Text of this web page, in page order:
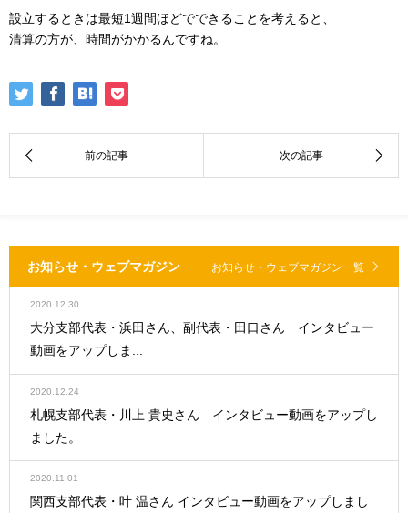
設立するときは最短1週間ほどでできることを考えると、
清算の方が、時間がかかるんですね。
お知らせ・ウェブマガジン お知らせ・ウェブマガジン一覧
2020.12.30
大分支部代表・浜田さん、副代表・田口さん インタビュー
動画をアップしま...
2020.12.24
札幌支部代表・川上 貴史さん インタビュー動画をアップし
ました。
2020.11.01
関西支部代表・叶 温さん インタビュー動画をアップしまし